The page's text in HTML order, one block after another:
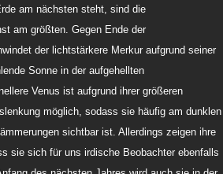
am nächsten steht, sind die
am größten. Gegen Ende der
der lichtstärkere Merkur aufgrund seiner
Sonne in der aufgehellten
Venus ist aufgrund ihrer größeren
möglich, sodass sie häufig am dunklen
sichtbar ist. Allerdings zeigen ihre
sie sich für uns irdische Beobachter ebenfalls